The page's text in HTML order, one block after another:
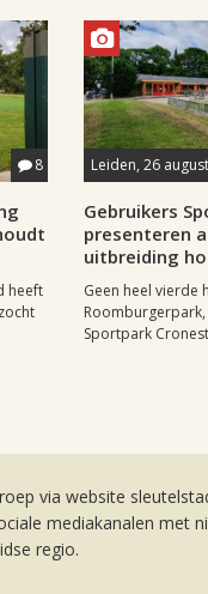
8
heeft
Leiden, 26
Gebruikers
presenteren
uitbreiding
Geen heel vierde
Sportpark
via website
mediakanalen met
regio.